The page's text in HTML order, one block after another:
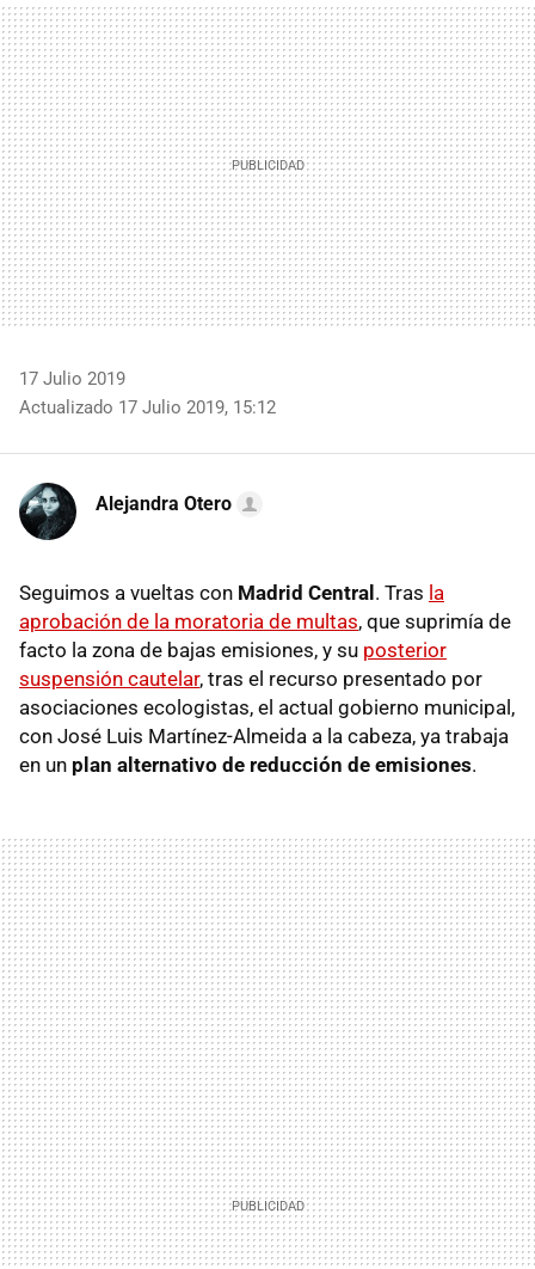
MAIL
17 Julio 2019
Actualizado 17 Julio 2019, 15:12
Alejandra Otero
Seguimos a vueltas con Madrid Central. Tras la
aprobación de la moratoria de multas, que suprimía de
facto la zona de bajas emisiones, y su posterior
suspensión cautelar, tras el recurso presentado por
asociaciones ecologistas, el actual gobierno municipal,
con José Luis Martínez-Almeida a la cabeza, ya trabaja
en un plan alternativo de reducción de emisiones.